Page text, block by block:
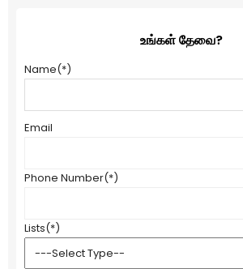
உங்கள் தேவை?
Name(*)
Email
Phone Number(*)
Lists(*)